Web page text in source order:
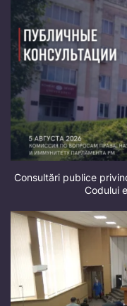
Consultări publice
Codului